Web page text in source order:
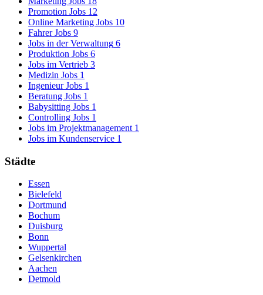
Promotion Jobs 12
Online Marketing Jobs 10
Fahrer Jobs 9
Jobs in der Verwaltung 6
Produktion Jobs 6
Jobs im Vertrieb 3
Medizin Jobs 1
Ingenieur Jobs 1
Beratung Jobs 1
Babysitting Jobs 1
Controlling Jobs 1
Jobs im Projektmanagement 1
Jobs im Kundenservice 1
Städte
Essen
Bielefeld
Dortmund
Bochum
Duisburg
Bonn
Wuppertal
Gelsenkirchen
Aachen
Detmold